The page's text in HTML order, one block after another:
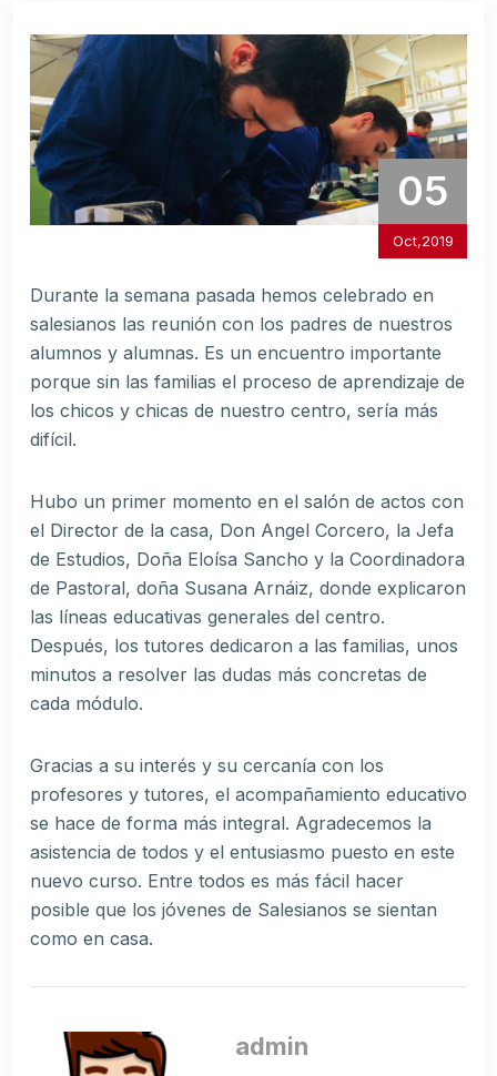
05
Oct,2019
Durante la semana pasada hemos celebrado en
salesianos las reunión con los padres de nuestros
alumnos y alumnas. Es un encuentro importante
porque sin las familias el proceso de aprendizaje de
los chicos y chicas de nuestro centro, sería más
difícil.
Hubo un primer momento en el salón de actos con
el Director de la casa, Don Angel Corcero, la Jefa
de Estudios, Doña Eloísa Sancho y la Coordinadora
de Pastoral, doña Susana Arnáiz, donde explicaron
las líneas educativas generales del centro.
Después, los tutores dedicaron a las familias, unos
minutos a resolver las dudas más concretas de
cada módulo.
Gracias a su interés y su cercanía con los
profesores y tutores, el acompañamiento educativo
se hace de forma más integral. Agradecemos la
asistencia de todos y el entusiasmo puesto en este
nuevo curso. Entre todos es más fácil hacer
posible que los jóvenes de Salesianos se sientan
como en casa.
admin